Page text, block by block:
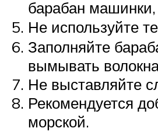
барабан машинки,
Не используйте
Заполняйте
вымывать
Не выставляйте
Рекомендуется
морской.